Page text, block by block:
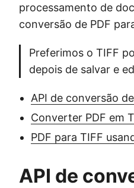
processamento de
conversão de PDF
Preferimos o TIFF
depois de salvar e
API de conversão
Converter PDF em
PDF para TIFF
API de